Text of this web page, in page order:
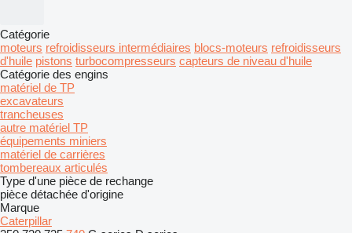
Catégorie
moteurs refroidisseurs intermédiaires blocs-moteurs refroidisseurs
d'huile pistons turbocompresseurs capteurs de niveau d'huile
Catégorie des engins
matériel de TP
excavateurs
trancheuses
autre matériel TP
équipements miniers
matériel de carrières
tombereaux articulés
Type d'une pièce de rechange
pièce détachée d'origine
Marque
Caterpillar